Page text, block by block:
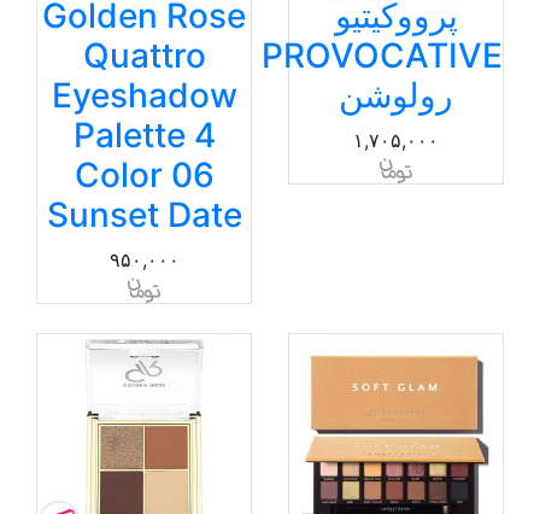
پرووکیتیو
PROVOCATIVE
رولوشن
۱,۷۰۵,۰۰۰
Golden Rose
Quattro
Eyeshadow
Palette 4
Color 06
Sunset Date
۹۵۰,۰۰۰